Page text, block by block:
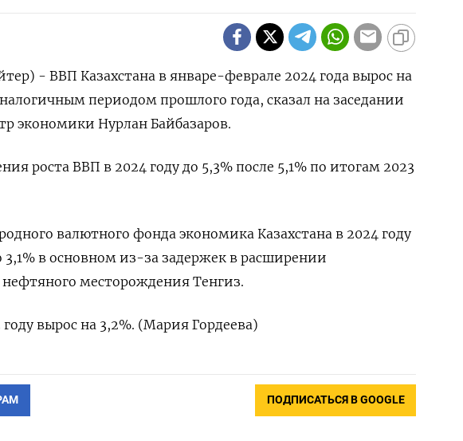
- ВВП Казахстана в январе-феврале 2024 года вырос на
периодом прошлого года, сказал на заседании
экономики Нурлан Байбазаров.
роста ВВП в 2024 году до 5,3% после 5,1% по итогам 2023
валютного фонда экономика Казахстана в 2024 году
3,1% в основном из-за задержек в расширении
месторождения Тенгиз.
вырос на 3,2%. (Мария Гордеева)
ПОДПИСАТЬСЯ В GOOGLE